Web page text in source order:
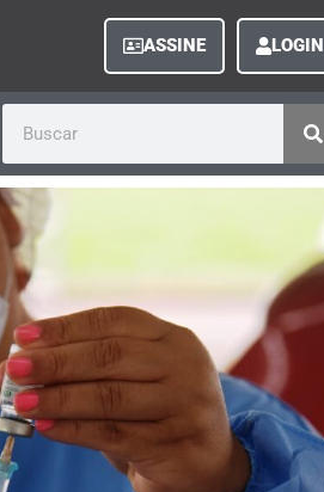
ASSINE LOGIN